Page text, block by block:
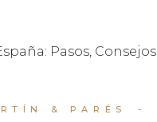
& PARÉS